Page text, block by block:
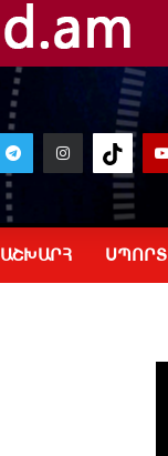
ԱՇԽԱՐՀ ՍՊՈՐՏ